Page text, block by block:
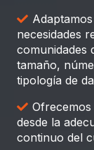
necesidades
comunidades
tamaño,
tipología de
desde la
continuo del